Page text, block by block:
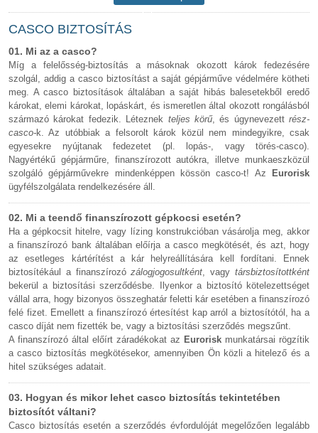
tetejére
CASCO BIZTOSÍTÁS
01. Mi az a casco?
Míg a felelősség-biztosítás a másoknak okozott károk fedezésére
szolgál, addig a casco biztosítást a saját gépjárműve védelmére kötheti
meg. A casco biztosítások általában a saját hibás balesetekből eredő
károkat, elemi károkat, lopáskárt, és ismeretlen által okozott rongálásból
származó károkat fedezik. Léteznek teljes körű, és úgynevezett rész-
casco-k. Az utóbbiak a felsorolt károk közül nem mindegyikre, csak
egyesekre nyújtanak fedezetet (pl. lopás-, vagy törés-casco).
Nagyértékű gépjárműre, finanszírozott autókra, illetve munkaeszközül
szolgáló gépjárművekre mindenképpen kössön casco-t! Az
Eurorisk
ügyfélszolgálata rendelkezésére áll.
02. Mi a teendő finanszírozott gépkocsi esetén?
Ha a gépkocsit hitelre, vagy lízing konstrukcióban vásárolja meg, akkor
a finanszírozó bank általában előírja a casco megkötését, és azt, hogy
az esetleges kártérítést a kár helyreállítására kell fordítani. Ennek
biztosítékául a finanszírozózálogjogosultként, vagytársbiztosítottként
bekerül a biztosítási szerződésbe. Ilyenkor a biztosító kötelezettséget
vállal arra, hogy bizonyos összeghatár feletti kár esetében a finanszírozó
felé fizet. Emellett a finanszírozó értesítést kap arról a biztosítótól, ha a
casco díját nem fizették be, vagy a biztosítási szerződés megszűnt.
A finanszírozó által előírt záradékokat az Eurorisk munkatársai rögzítik
a casco biztosítás megkötésekor, amennyiben Ön közli a hitelező és a
hitel szükséges adatait.
03. Hogyan és mikor lehet casco biztosítás tekintetében
biztosítót váltani?
Casco biztosítás esetén a szerződés évfordulóját megelőzően legalább